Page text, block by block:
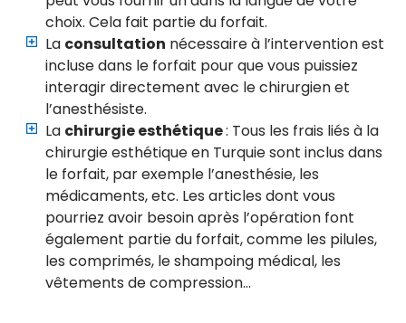
choix. Cela fait partie du forfait.
La consultation nécessaire à l’intervention est
incluse dans le forfait pour que vous puissiez
interagir directement avec le chirurgien et
l’anesthésiste.
La chirurgie esthétique: Tous les frais liés à la
chirurgie esthétique en Turquie sont inclus dans
le forfait, par exemple l’anesthésie, les
médicaments, etc. Les articles dont vous
pourriez avoir besoin après l’opération font
également partie du forfait, comme les pilules,
les comprimés, le shampoing médical, les
vêtements de compression…